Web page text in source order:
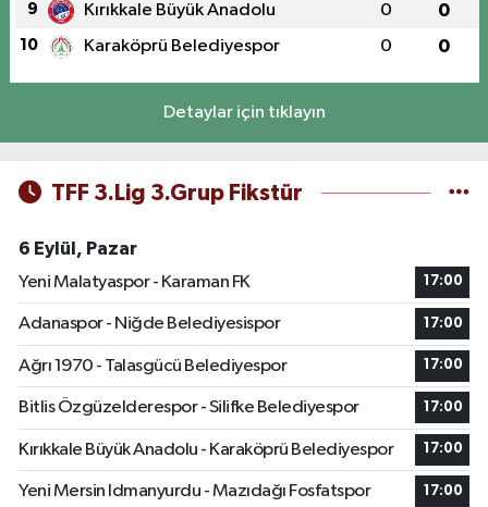
9 Kırıkkale Büyük Anadolu 0 0
10 Karaköprü Belediyespor 0 0
Detaylar için tıklayın
TFF 3.Lig 3.Grup Fikstür
6 Eylül, Pazar
Yeni Malatyaspor - Karaman FK
17:00
Adanaspor - Niğde Belediyesispor 17:00
Ağrı 1970 - Talasgücü Belediyespor 17:00
Bitlis Özgüzelderespor - Silifke Belediyespor 17:00
Kırıkkale Büyük Anadolu - Karaköprü Belediyespor 17:00
Yeni Mersin Idmanyurdu - Mazıdağı Fosfatspor 17:00